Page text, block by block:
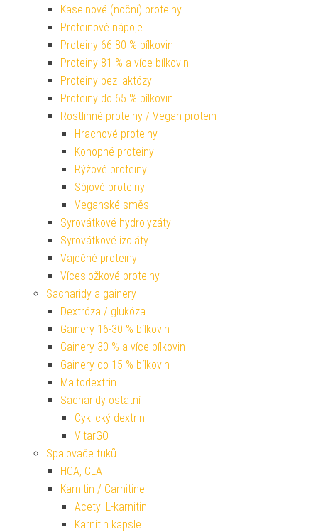
Kaseinové (noční) proteiny
Proteinové nápoje
Proteiny 66-80 % bílkovin
Proteiny 81 % a více bílkovin
Proteiny bez laktózy
Proteiny do 65 % bílkovin
Rostlinné proteiny / Vegan protein
Hrachové proteiny
Konopné proteiny
Rýžové proteiny
Sójové proteiny
Veganské směsi
Syrovátkové hydrolyzáty
Syrovátkové izoláty
Vaječné proteiny
Vícesložkové proteiny
Sacharidy a gainery
Dextróza / glukóza
Gainery 16-30 % bílkovin
Gainery 30 % a více bílkovin
Gainery do 15 % bílkovin
Maltodextrin
Sacharidy ostatní
Cyklický dextrin
VitarGO
Spalovače tuků
HCA, CLA
Karnitin / Carnitine
Acetyl L-karnitin
Karnitin kapsle